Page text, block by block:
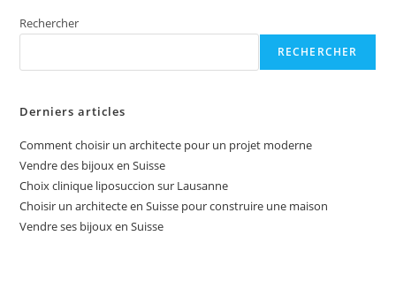
Rechercher
RECHERCHER
Derniers articles
Comment choisir un architecte pour un projet moderne
Vendre des bijoux en Suisse
Choix clinique liposuccion sur Lausanne
Choisir un architecte en Suisse pour construire une maison
Vendre ses bijoux en Suisse